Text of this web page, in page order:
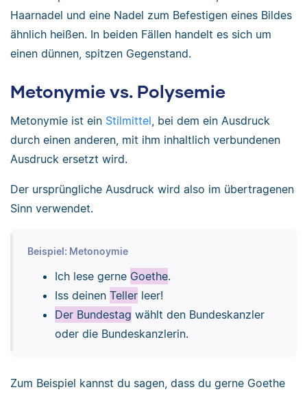
Haarnadel und eine Nadel zum Befestigen eines Bildes
ähnlich heißen. In beiden Fällen handelt es sich um
einen dünnen, spitzen Gegenstand.
Metonymie vs. Polysemie
Metonymie ist ein Stilmittel , bei dem ein Ausdruck
durch einen anderen, mit ihm inhaltlich verbundenen
Ausdruck ersetzt wird.
Der ursprüngliche Ausdruck wird also im übertragenen
Sinn verwendet.
Beispiel: Metonoymie
Ich lese gerne Goethe.
Iss deinen Tellerleer!
Der Bundestag wählt den Bundeskanzler
oder die Bundeskanzlerin.
Zum Beispiel kannst du sagen, dass du gerne Goethe